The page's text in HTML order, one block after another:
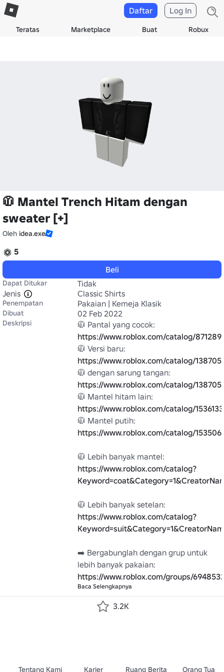
Teratas Marketplace Buat Robux
Daftar Log In
🧥 Mantel Trench Hitam dengan
sweater [+]
Oleh idea.exe
5
Beli
Dapat Ditukar
Tidak
Jenis
Classic Shirts
Penempatan Pakaian | Kemeja Klasik
Dibuat 02 Feb 2022
Deskripsi
https://www.roblox.com/catalog/
https://www.roblox.com/catalog/
https://www.roblox.com/catalog/
https://www.roblox.com/catalog/
https://www.roblox.com/catalog/
https://www.roblox.com/catalog?
https://www.roblox.com/catalog?
➡️ Bergabunglah dengan grup untuk
https://www.roblox.com/groups/
Baca Selengkapnya
3.2K
Tentang Kami Karier Ruang Berita Orang Tua